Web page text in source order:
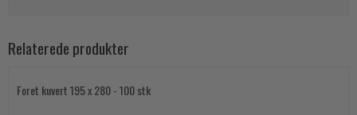
Relaterede produkter
Foret kuvert 195 x 280 - 100 stk